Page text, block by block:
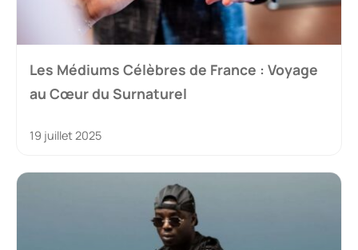
Les Médiums Célèbres de France : Voyage
au Cœur du Surnaturel
19 juillet 2025